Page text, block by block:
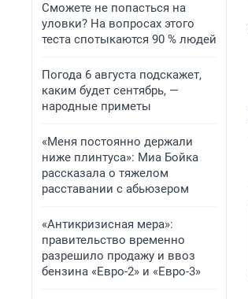
Сможете не попасться на
уловки? На вопросах этого
теста спотыкаются 90 % людей
Погода 6 августа подскажет,
каким будет сентябрь, —
народные приметы
«Меня постоянно держали
ниже плинтуса»: Миа Бойка
рассказала о тяжелом
расставании с абьюзером
«Антикризисная мера»:
правительство временно
разрешило продажу и ввоз
бензина «Евро-2» и «Евро-3»